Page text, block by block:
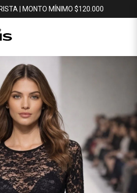
| MONTO MÍNIMO $120.000